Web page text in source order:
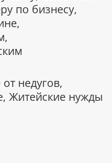
ситуациях.
различных
помыслов.
по бизнесу,
недугов,
Житейские нужды